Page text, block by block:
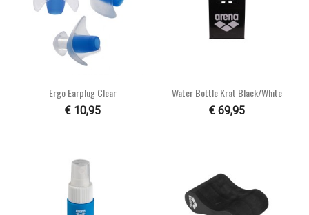
Ergo Earplug Clear
€ 10,95
Water Bottle Krat Black/white
€ 69,95